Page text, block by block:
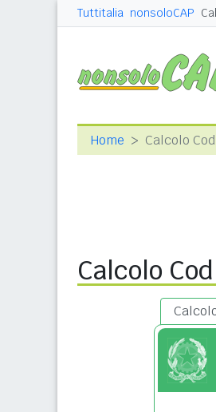
Tuttitalia nonsoloCAP
Home Calcolo
Calcolo